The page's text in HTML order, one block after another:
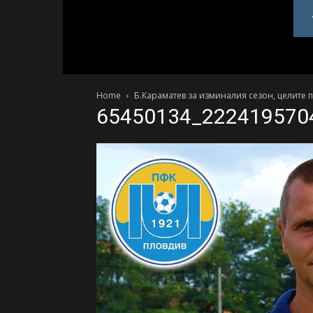
Home Б.Караматев за изминалия сезон,